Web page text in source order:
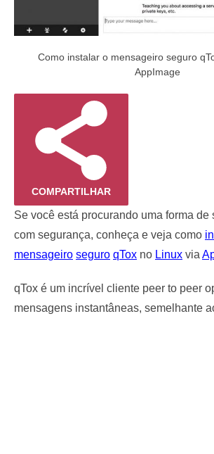
Como instalar o mensageiro seguro
AppImage
COMPARTILHAR
Se você está procurando uma forma de
com segurança, conheça e veja como
mensageiro seguro qTox no Linux via
qTox é um incrível cliente peer to peer
mensagens instantâneas, semelhante